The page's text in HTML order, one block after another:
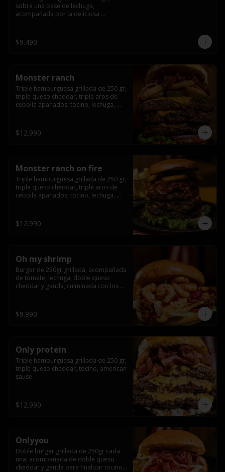
sobre una base de lechuga,
acompañada por la deliciosa
wisky jack daniels y salsa de miel.-
$9.490
Monster ranch
Triple hamburguesa grillada de 250 gr,
triple queso cheddar, triple aros de
cebolla apanados, tocino, lechuga,
$12.990
Monster ranch on fire
Triple hamburguesa grillada de 250 gr,
triple queso cheddar, triple aros de
cebolla apanados, tocino, lechuga,
jalapeños de texas.
$12.990
Oh my shrimp
Burger de 250gr grillada, acompañada
de tomate, lechuga, doble queso
cheddar y gauda, culminada con los
$9.990
Only protein
Triple hamburguesa grillada de 250 gr,
triple queso cheddar, tocino, american
sause.
$12.990
Onlyyou
Doble burger grillada de 250gr cada
una, acompañada de doble queso
cheddar y gauda para finalizar tocino